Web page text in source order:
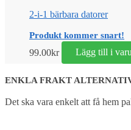
2-i-1 bärbara datorer
Produkt kommer snart!
99.00kr Lägg till i
ENKLA FRAKT
Det ska vara enkelt att få hem